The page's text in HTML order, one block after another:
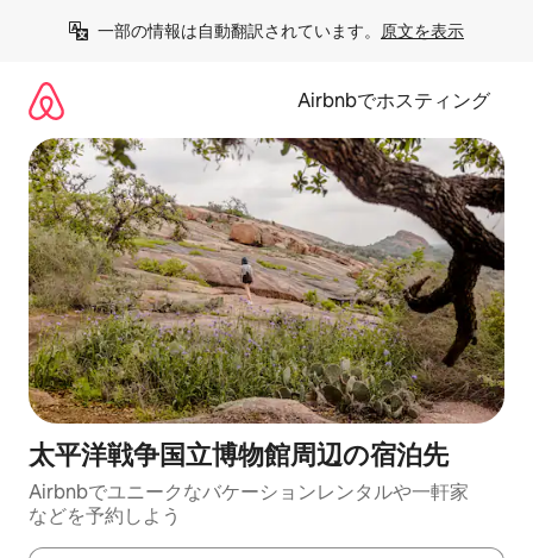
一部の情報は自動翻訳されています。 原文を表示
Airbnbでホスティング
太平洋戦争国立博物館⁠周⁠辺⁠の宿⁠泊⁠先
Airbnbでユニークなバ⁠ケ⁠ー⁠シ⁠ョ⁠ンレ⁠ン⁠タ⁠ルや一⁠軒⁠家
な⁠ど⁠を予⁠約⁠し⁠よ⁠う